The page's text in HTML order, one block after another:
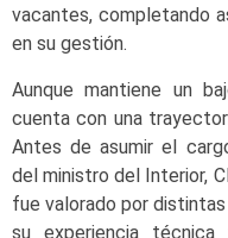
vacantes, completando
en su gestión.
Aunque mantiene un
cuenta con una
Antes de asumir el
del ministro del Interior,
fue valorado por
su experiencia